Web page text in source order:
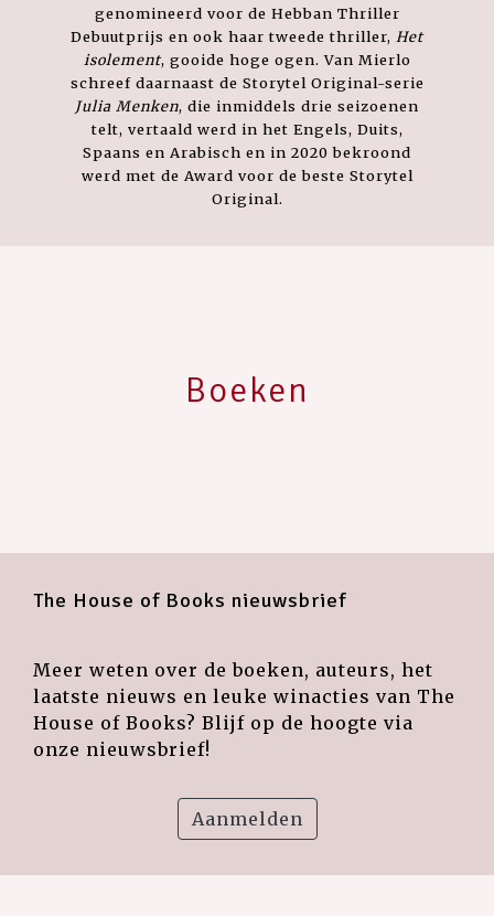
genomineerd voor de Hebban Thriller
Debuutprijs en ook haar tweede thriller, Het
isolement, gooide hoge ogen. Van Mierlo
schreef daarnaast de Storytel Original-serie
Julia Menken, die inmiddels drie seizoenen
telt, vertaald werd in het Engels, Duits,
Spaans en Arabisch en in 2020 bekroond
werd met de Award voor de beste Storytel
Original.
Boeken
The House of Books nieuwsbrief
Meer weten over de boeken, auteurs, het
laatste nieuws en leuke winacties van The
House of Books? Blijf op de hoogte via
onze nieuwsbrief!
Aanmelden